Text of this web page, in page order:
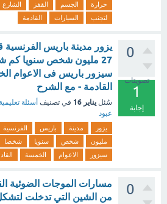
حرارة
الجسم القفز
الشارع
لتجنب
السيارات القادمة
0
تصويتات
1
إجابة
يزور مدينة باريس الفرنسية
27 مليون شخص سنويا كم
سيزور باريس فى الاعوام
القادمة - مع الشرح
سُئل يناير 16 في تصنيف أسئلة تعليمية
عبود
يزور مدينة باريس الفرنسية
مليون
شخص سنويا
شخصا
سيزور
الاعوام الخمسة
0
مسارات الموجات الضوئية
من الشين التي تدخلت